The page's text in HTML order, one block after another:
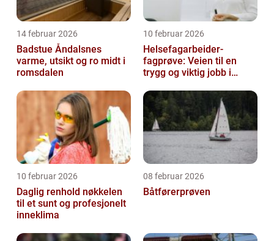
14 februar 2026
Badstue Åndalsnes
varme, utsikt og ro midt i
romsdalen
10 februar 2026
Helsefagarbeider-
fagprøve: Veien til en
trygg og viktig jobb i
10 februar 2026
Daglig renhold nøkkelen
til et sunt og profesjonelt
inneklima
08 februar 2026
Båtførerprøven